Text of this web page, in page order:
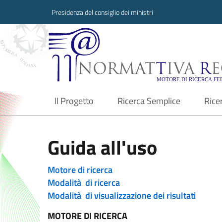
Presidenza del consiglio dei ministri
Normattiva
Il Progetto
current Ricerca Semplice
Guida all'uso
Motore di ricerca
Modalità di ricerca
Modalità di visualizzazione dei risultati
MOTORE DI RICERCA